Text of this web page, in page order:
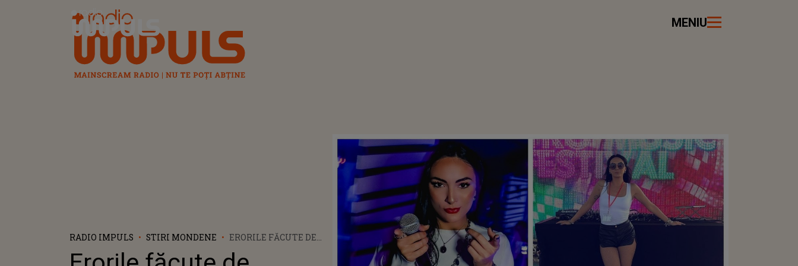
Radio Impuls MENIU
RADIO IMPULS STIRI MONDENE
ERORILE FĂCUTE DE
CAZUL ARTISTEI DJ